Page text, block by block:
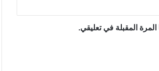
المقبلة في تعليقي.